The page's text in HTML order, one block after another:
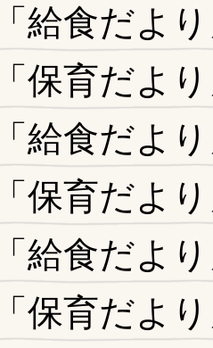
「給食だ
「保育だ
「給食だ
「保育だ
「給食だよ
「保育だ